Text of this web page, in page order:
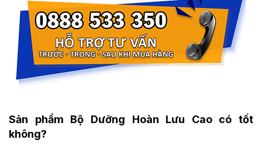
Sản phẩm Bộ Dưỡng Hoàn Lưu Cao có tốt
không?